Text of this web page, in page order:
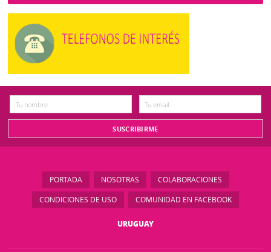
PORTADA NOSOTRAS COLABORACIONES
CONDICIONES DE USO COMUNIDAD EN FACEBOOK
URUGUAY